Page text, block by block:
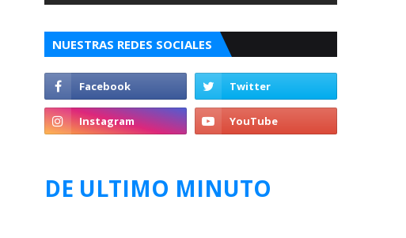
NUESTRAS REDES SOCIALES
DE ULTIMO MINUTO